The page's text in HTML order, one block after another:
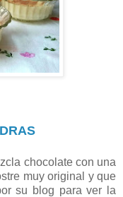
chocolate con una
muy original y que
su blog para ver la